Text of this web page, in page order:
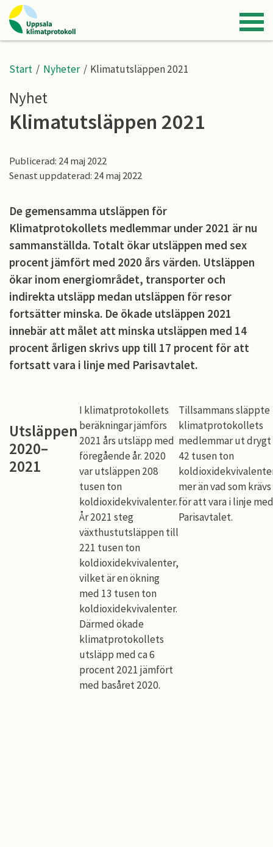
Start / Nyheter / Klimatutsläppen 2021
Nyhet
Klimatutsläppen 2021
Publicerad: 24 maj 2022
Senast uppdaterad: 24 maj 2022
De gemensamma utsläppen för
Klimatprotokollets medlemmar under 2021 är nu
sammanställda. Totalt ökar utsläppen med sex
procent jämfört med 2020 års värden. Utsläppen
ökar inom energiområdet, transporter och
indirekta utsläpp medan utsläppen för resor
fortsätter minska. De ökade utsläppen 2021
innebär att målet att minska utsläppen med 14
procent årligen skrivs upp till 17 procent för att
fortsatt vara i linje med Parisavtalet.
Utsläppen
2020–
2021
I klimatprotokollets
beräkningar jämförs
2021 års utsläpp med
föregående år. 2020
var utsläppen 208
tusen ton
koldioxidekvivalenter.
År 2021 steg
växthustutsläppen till
221 tusen ton
koldioxidekvivalenter,
vilket är en ökning
med 13 tusen ton
koldioxidekvivalenter.
Därmed ökade
klimatprotokollets
utsläpp med ca 6
procent 2021 jämfört
med basåret 2020.
Tillsammans släppte
klimatprotokollets
medlemmar ut drygt
42 tusen ton
mer än vad som krävs
för att vara i linje med
Parisavtalet.